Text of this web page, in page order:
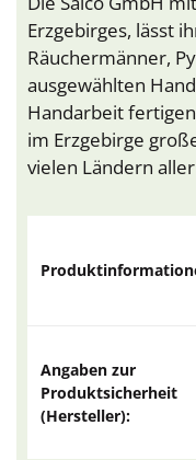
Erzgebirges, lässt
Räuchermänner,
ausgewählten
Handarbeit
im Erzgebirge
vielen Ländern
Angaben zur
Produktsicherheit
(Hersteller):